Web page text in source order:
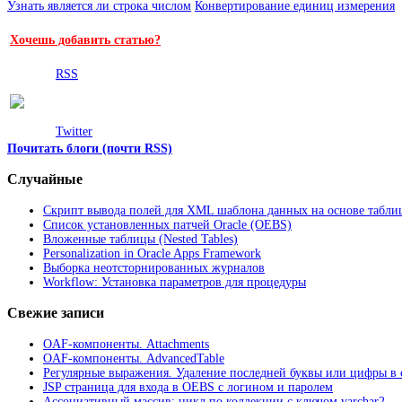
Узнать является ли строка числом Конвертирование единиц измерения
Хочешь добавить статью?
RSS
Twitter
Почитать блоги (почти RSS)
Случайные
Скрипт вывода полей для XML шаблона данных на основе
Список установленных патчей Oracle (OEBS)
Вложенные таблицы (Nested Tables)
Personalization in Oracle Apps Framework
Выборка неотсторнированных журналов
Workflow: Установка параметров для процедуры
Свежие записи
OAF-компоненты. Attachments
OAF-компоненты. AdvancedTable
Регулярные выражения. Удаление последней буквы или цифры в
JSP страница для входа в OEBS с логином и паролем